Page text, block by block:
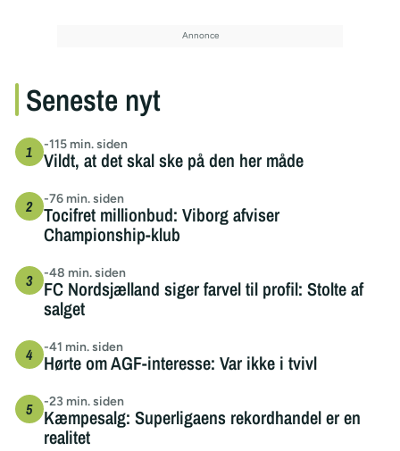
Seneste nyt
-115 min. siden
Vildt, at det skal ske på den her måde
-76 min. siden
Tocifret millionbud: Viborg afviser
Championship-klub
-48 min. siden
FC Nordsjælland siger farvel til profil: Stolte af
salget
-41 min. siden
Hørte om AGF-interesse: Var ikke i tvivl
-23 min. siden
Kæmpesalg: Superligaens rekordhandel er en
realitet